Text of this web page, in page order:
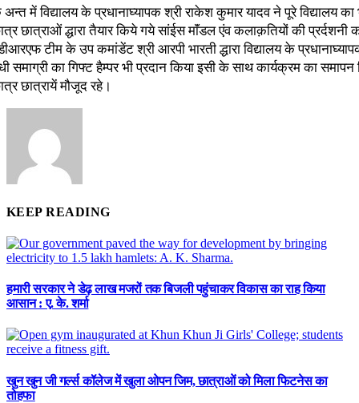
में विद्यालय के प्रधानाघ्यापक श्री राकेश कुमार यादव ने पूरे विद्यालय
छात्राओं द्धारा तैयार किये गये सांईस माॅंडल एंव कलाक़तियों की
टीम के उप कमांडेंट श्री आरपी भारती द्धारा विद्यालय के
समाग्री का गिफ्ट हैम्पर भी प्रदान किया इसी के साथ कार्यक्रम का समापन
छात्रायें मौजूद रहे।
KEEP READING
हमारी सरकार ने डेढ़ लाख मजरों तक बिजली पहुंचाकर विकास का राह किया
आसान : ए. के. शर्मा
खुन खुन जी गर्ल्स कॉलेज में खुला ओपन जिम, छात्राओं को मिला फिटनेस का
तोहफा